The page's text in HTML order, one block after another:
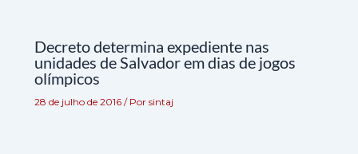
Decreto determina expediente nas
unidades de Salvador em dias de jogos
olímpicos
28 de julho de 2016 / Por sintaj